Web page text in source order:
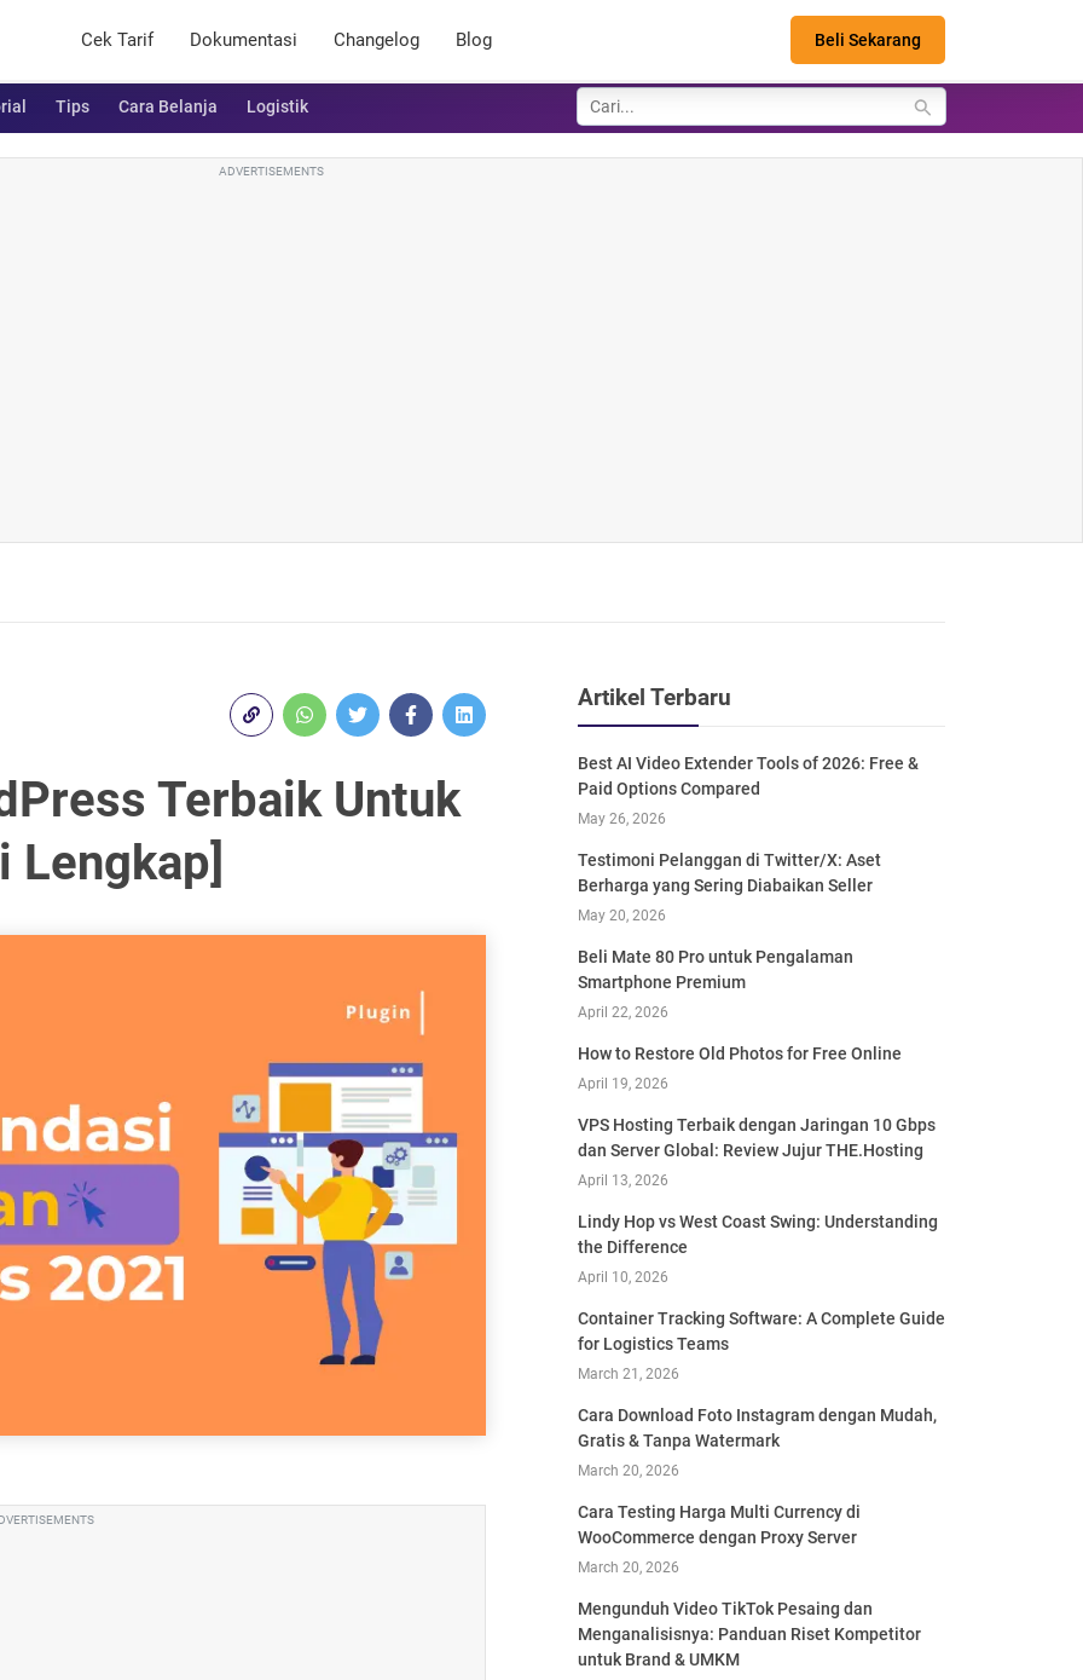
Cek Tarif Dokumentasi Changelog Blog Beli Sekarang
Tips Cara Belanja Logistik
ADVERTISEMENTS
Terbaik Untuk
Lengkap]
Artikel Terbaru
Best AI Video Extender Tools of 2026: Free &
Paid Options Compared
May 26, 2026
Testimoni Pelanggan di Twitter/X: Aset
Berharga yang Sering Diabaikan Seller
May 20, 2026
Beli Mate 80 Pro untuk Pengalaman
Smartphone Premium
April 22, 2026
How to Restore Old Photos for Free Online
April 19, 2026
VPS Hosting Terbaik dengan Jaringan 10 Gbps
dan Server Global: Review Jujur THE.Hosting
April 13, 2026
Lindy Hop vs West Coast Swing: Understanding
the Difference
April 10, 2026
Container Tracking Software: A Complete Guide
for Logistics Teams
March 21, 2026
Cara Download Foto Instagram dengan Mudah,
Gratis & Tanpa Watermark
March 20, 2026
Cara Testing Harga Multi Currency di
WooCommerce dengan Proxy Server
March 20, 2026
Mengunduh Video TikTok Pesaing dan
Menganalisisnya: Panduan Riset Kompetitor
untuk Brand & UMKM